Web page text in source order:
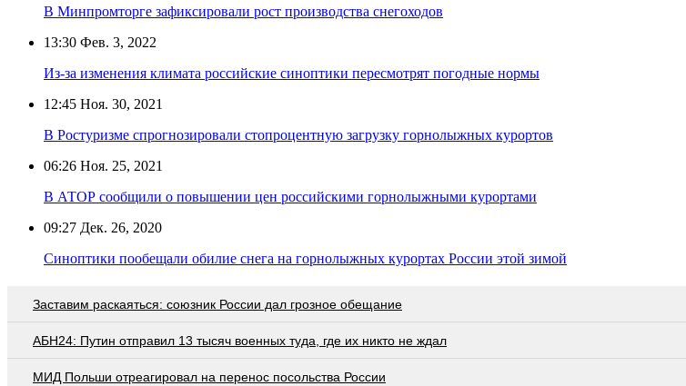
В Минпромторге зафиксировали рост производства снегоходов
13:30 Фев. 3, 2022
Из-за изменения климата российские синоптики пересмотрят погодные нормы
12:45 Ноя. 30, 2021
В Ростуризме спрогнозировали стопроцентную загрузку горнолыжных курортов
06:26 Ноя. 25, 2021
В АТОР сообщили о повышении цен российскими горнолыжными курортами
09:27 Дек. 26, 2020
Синоптики пообещали обилие снега на горнолыжных курортах России этой зимой
Заставим раскаяться: союзник России дал грозное обещание
АБН24: Путин отправил 13 тысяч военных туда, где их никто не ждал
МИД Польши отреагировал на перенос посольства России